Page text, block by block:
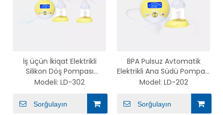
İş üçün İkiqat Elektrikli
Silikon Döş Pompası
Elektron Döş Pompası
Modeli: LD-302
Sorğulayın
BPA Pulsuz Avtomatik
Elektrikli Ana Südü Pompası
Sarı Tək Elektron Döş
Model: LD-202
Sorğulayın